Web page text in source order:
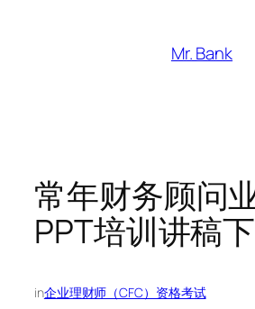
Mr. Bank
常年财务顾问
PPT培训讲稿
in企业理财师（CFC）资格考试